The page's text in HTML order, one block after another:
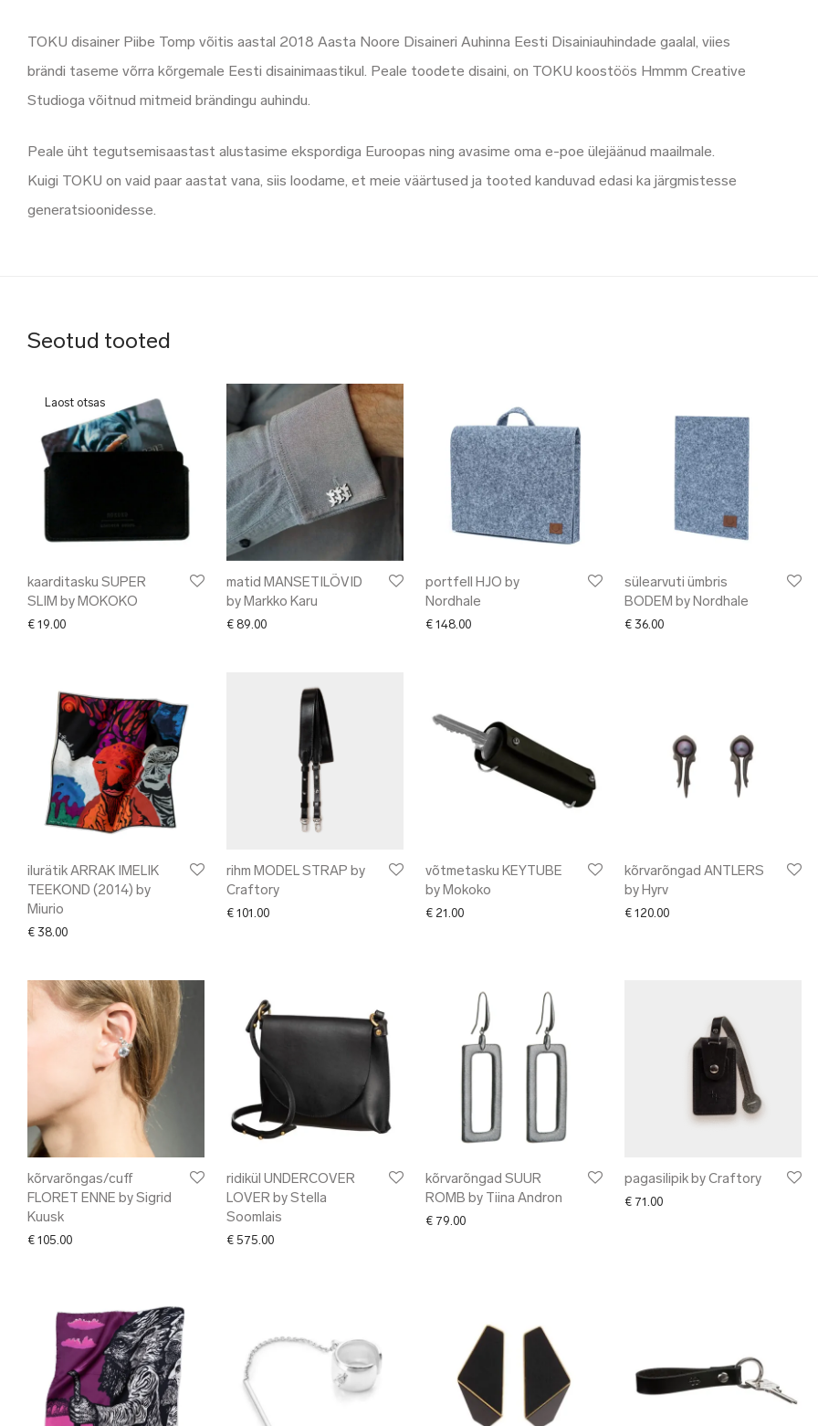
TOKU disainer Piibe Tomp võitis aastal 2018 Aasta Noore Disaineri Auhinna Eesti Disainiauhindade gaalal, viies
brändi taseme võrra kõrgemale Eesti disainimaastikul. Peale toodete disaini, on TOKU koostöös Hmmm Creative
Studioga võitnud mitmeid brändingu auhindu.
Peale üht tegutsemisaastast alustasime ekspordiga Euroopas ning avasime oma e-poe ülejäänud maailmale.
Kuigi TOKU on vaid paar aastat vana, siis loodame, et meie väärtused ja tooted kanduvad edasi ka järgmistesse
generatsioonidesse.
Seotud tooted
kaarditasku SUPER
SLIM by MOKOKO
€ 19.00
matid MANSETILÕVID
by Markko Karu
€ 89.00
portfell HJO by
Nordhale
€ 148.00
sülearvuti ümbris
BODEM by Nordhale
€ 36.00
ilurätik ARRAK IMELIK
TEEKOND (2014) by
Miurio
€ 38.00
rihm MODEL STRAP by
Craftory
€ 101.00
võtmetasku KEYTUBE
by Mokoko
€ 21.00
kõrvarõngad ANTLERS
by Hyrv
€ 120.00
kõrvarõngas/cuff
FLORET ENNE by Sigrid
Kuusk
€ 105.00
ridikül UNDERCOVER
LOVER by Stella
Soomlais
€ 575.00
kõrvarõngad SUUR
ROMB by Tiina Andron
€ 79.00
pagasilipik by Craftory
€ 71.00